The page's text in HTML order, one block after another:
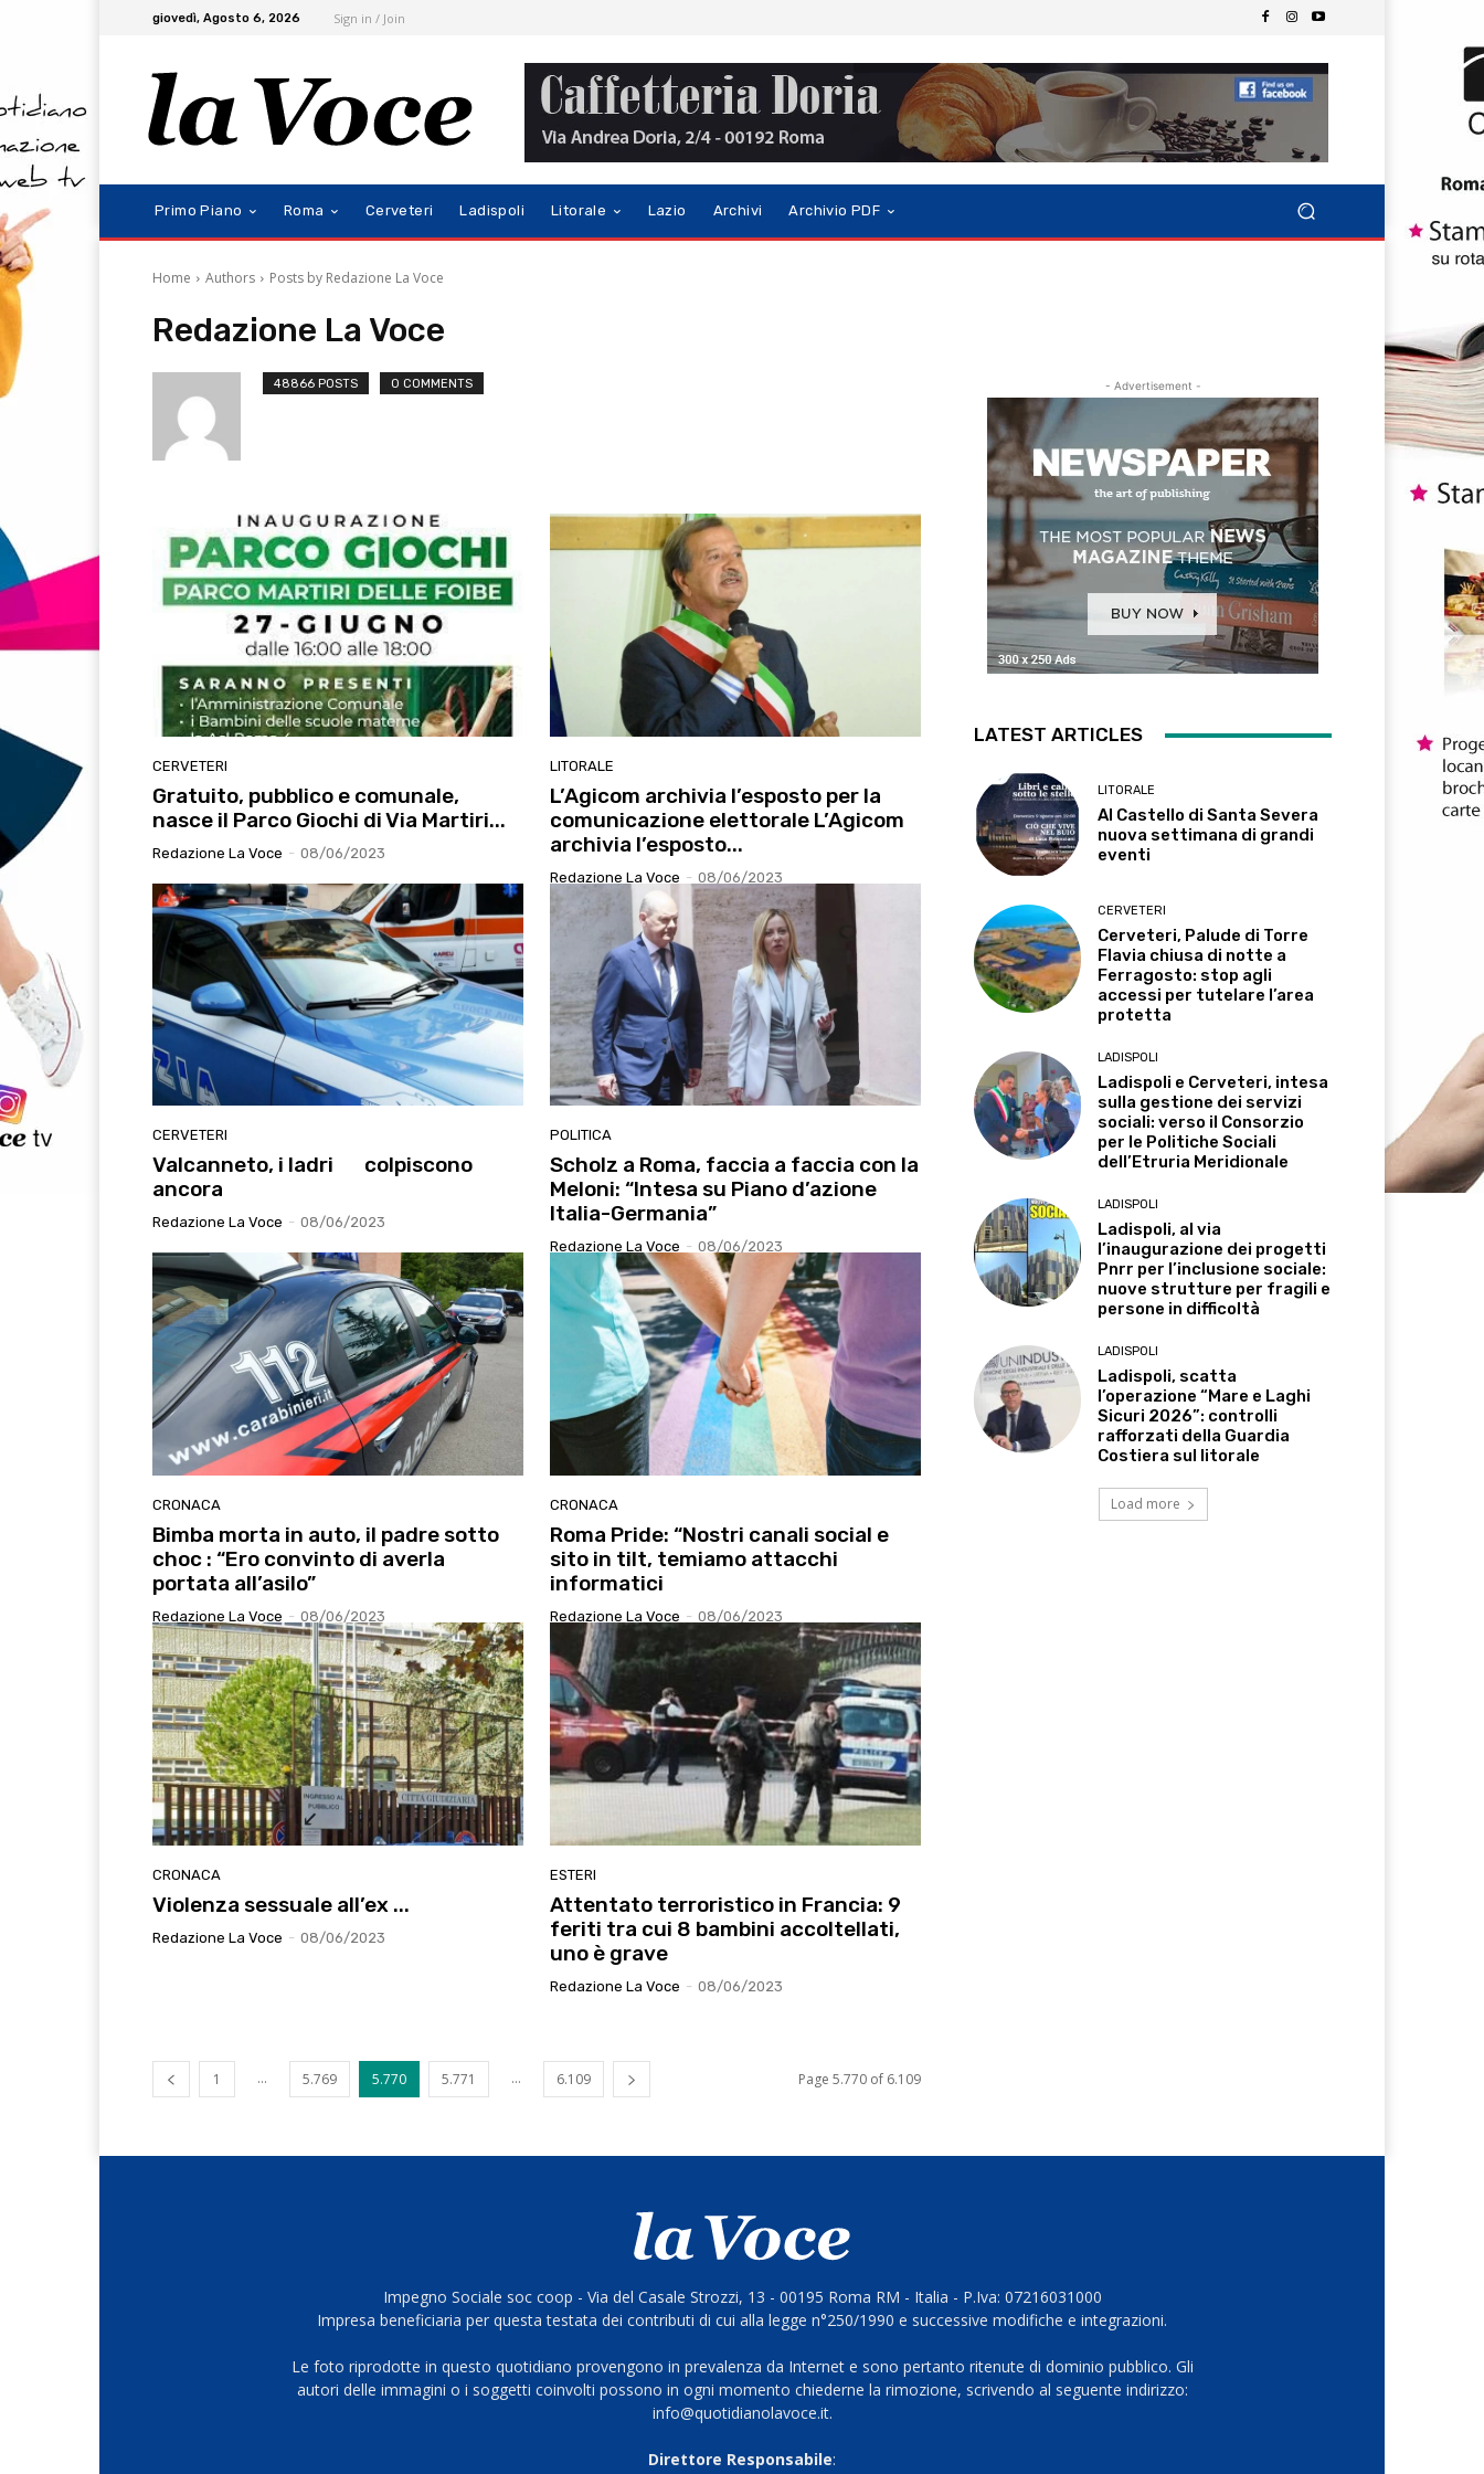
giovedì, Agosto 6, 2026 Sign in / Join
Primo Piano Roma Cerveteri Ladispoli Litorale Lazio Archivi Archivio PDF
Home Authors Posts by Redazione La Voce
Redazione La Voce
48866 POSTS 0 COMMENTS
CERVETERI
Gratuito, pubblico e comunale,
nasce il Parco Giochi di Via Martiri...
Redazione La Voce - 08/06/2023
LITORALE
L’Agicom archivia l’esposto per la
comunicazione elettorale L’Agicom
archivia l’esposto...
Redazione La Voce - 08/06/2023
CERVETERI
Valcanneto, i ladri colpiscono
ancora
Redazione La Voce - 08/06/2023
POLITICA
Scholz a Roma, faccia a faccia con la
Meloni: “Intesa su Piano d’azione
Italia-Germania”
Redazione La Voce - 08/06/2023
CRONACA
Bimba morta in auto, il padre sotto
choc : “Ero convinto di averla
portata all’asilo”
Redazione La Voce - 08/06/2023
CRONACA
Roma Pride: “Nostri canali social e
sito in tilt, temiamo attacchi
informatici
Redazione La Voce - 08/06/2023
CRONACA
Violenza sessuale all’ex ...
Redazione La Voce - 08/06/2023
ESTERI
Attentato terroristico in Francia: 9
feriti tra cui 8 bambini accoltellati,
uno è grave
Redazione La Voce - 08/06/2023
1 ... 5.769 5.770 5.771 ... 6.109 Page 5.770 of 6.109
- Advertisement -
LATEST ARTICLES
LITORALE
Al Castello di Santa Severa
nuova settimana di grandi
eventi
CERVETERI
Cerveteri, Palude di Torre
Flavia chiusa di notte a
Ferragosto: stop agli
accessi per tutelare l’area
protetta
LADISPOLI
Ladispoli e Cerveteri, intesa
sulla gestione dei servizi
sociali: verso il Consorzio
per le Politiche Sociali
dell’Etruria Meridionale
LADISPOLI
Ladispoli, al via
l’inaugurazione dei progetti
Pnrr per l’inclusione sociale:
nuove strutture per fragili e
persone in difficoltà
LADISPOLI
Ladispoli, scatta
l’operazione “Mare e Laghi
Sicuri 2026”: controlli
rafforzati della Guardia
Costiera sul litorale
Load more
Impegno Sociale soc coop - Via del Casale Strozzi, 13 - 00195 Roma RM - Italia - P.Iva: 07216031000
Impresa beneficiaria per questa testata dei contributi di cui alla legge n°250/1990 e successive modifiche e integrazioni.
Le foto riprodotte in questo quotidiano provengono in prevalenza da Internet e sono pertanto ritenute di dominio pubblico. Gli
autori delle immagini o i soggetti coinvolti possono in ogni momento chiederne la rimozione, scrivendo al seguente indirizzo:
info@quotidianolavoce.it.
Direttore Responsabile: